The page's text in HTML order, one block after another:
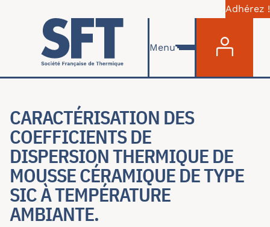
Aller au contenu principal
Adhérez !
Menu
CARACTÉRISATION DES
COEFFICIENTS DE
DISPERSION THERMIQUE DE
MOUSSE CÉRAMIQUE DE TYPE
SIC À TEMPÉRATURE
AMBIANTE.